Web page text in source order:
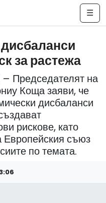
☰
за растежа
Председателят на
Коща заяви, че
дисбаланси
рискове, като
Европейския съюз
по темата.